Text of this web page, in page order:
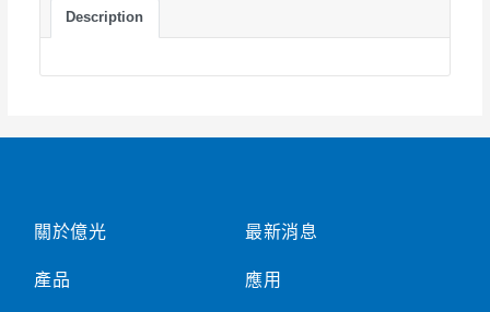
Description
關於億光
產品
最新消息
應用